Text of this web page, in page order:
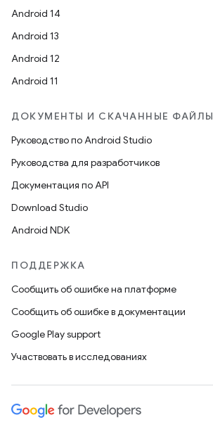
Android 14
Android 13
Android 12
Android 11
ДОКУМЕНТЫ И СКАЧАННЫЕ ФАЙЛЫ
Руководство по Android Studio
Руководства для разработчиков
Документация по API
Download Studio
Android NDK
ПОДДЕРЖКА
Сообщить об ошибке на платформе
Сообщить об ошибке в документации
Google Play support
Участвовать в исследованиях